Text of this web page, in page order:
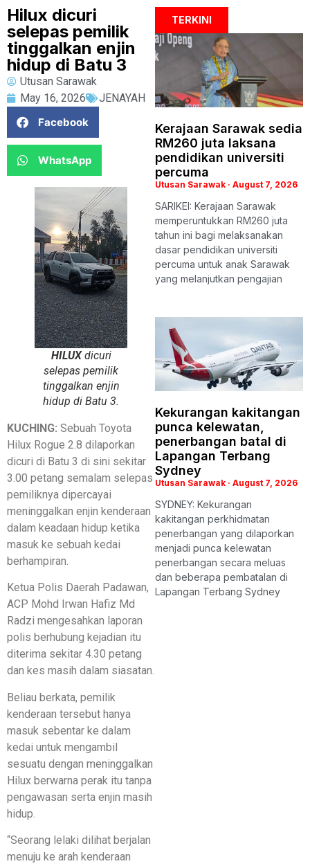
Hilux dicuri
selepas pemilik
tinggalkan enjin
hidup di Batu 3
Utusan Sarawak
May 16, 2026
JENAYAH
Facebook
WhatsApp
HILUXdicuri
selepas pemilik
tinggalkan enjin
hidup di Batu 3.
KUCHING: Sebuah Toyota
Hilux Rogue 2.8 dilaporkan
dicuri di Batu 3 di sini sekitar
3.00 petang semalam selepas
pemiliknya dipercayai
meninggalkan enjin kenderaan
dalam keadaan hidup ketika
masuk ke sebuah kedai
berhampiran.
Ketua Polis Daerah Padawan,
ACP Mohd Irwan Hafiz Md
Radzi mengesahkan laporan
polis berhubung kejadian itu
diterima sekitar 4.30 petang
dan kes masih dalam siasatan.
Beliau berkata, pemilik
kenderaan tersebut hanya
masuk sebentar ke dalam
kedai untuk mengambil
sesuatu dengan meninggalkan
Hilux berwarna perak itu tanpa
pengawasan serta enjin masih
hidup.
“Seorang lelaki dilihat berjalan
menuju ke arah kenderaan
TERKINI
Kerajaan Sarawak sedia
RM260 juta laksana
pendidikan universiti
percuma
Utusan Sarawak August 7, 2026
SARIKEI: Kerajaan Sarawak
memperuntukkan RM260 juta
tahun ini bagi melaksanakan
dasar pendidikan universiti
percuma untuk anak Sarawak
yang melanjutkan pengajian
Kekurangan kakitangan
punca kelewatan,
penerbangan batal di
Lapangan Terbang
Sydney
Utusan Sarawak August 7, 2026
SYDNEY: Kekurangan
kakitangan perkhidmatan
penerbangan yang dilaporkan
menjadi punca kelewatan
penerbangan secara meluas
dan beberapa pembatalan di
Lapangan Terbang Sydney